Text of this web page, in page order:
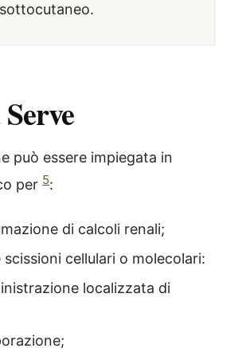
può essere impiegata in
per 5:
di calcoli renali;
scissioni cellulari o molecolari:
localizzata di